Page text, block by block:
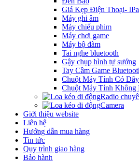
Giá Kẹp Điện Thoại-
Máy ghi âm
Máy chiếu phim
Máy chơi game
Máy bộ đàm
Tai nghe bluetooth
Gậy chụp hình tự sướng
Tay Cầm Game
Chuột Máy Tính Có Dây
Chuột Máy Tính Không
Radio
Camera
Giới thiệu website
Liên hệ
Hướng dẫn mua hàng
Tin tức
Quy trình giao hàng
Bảo hành